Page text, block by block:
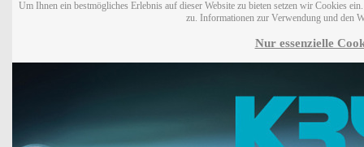
Um Ihnen ein bestmögliches Erlebnis auf dieser Website zu bieten setzen wir Cookies
zu. Informationen zur Verwendung und den
Nur essenzielle